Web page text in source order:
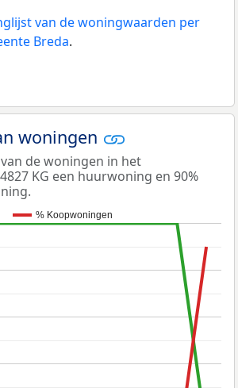
van de woningwaarden per
Breda.
woningen
de woningen in het
KG een huurwoning en 90%
% Koopwoningen